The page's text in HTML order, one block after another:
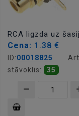
RCA ligzda uz
Cena: 1.38 €
ID:00018825
stāvoklis:
35